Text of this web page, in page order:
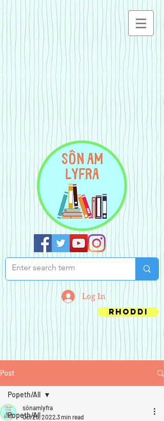
Log In
Rhoddi
Post
Popeth/All
Popeth/All
sônamlyfra
Oct 25, 2022 3 min read